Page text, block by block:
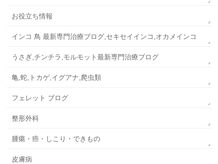
お役立ち情報
インコ 鳥 最新専門治療ブログ,セキセイインコ,オカメインコ
うさぎ,チンチラ,モルモット最新専門治療ブログ
亀,蛇,トカゲ,イグアナ,爬虫類
フェレット ブログ
整形外科
腫瘍・癌・しこり・できもの
皮膚病